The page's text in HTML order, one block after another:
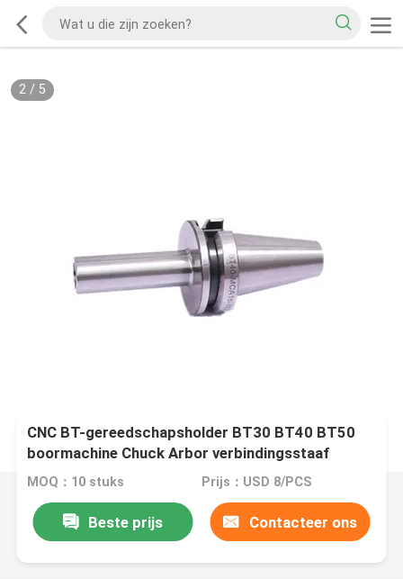
2/ 5
CNC BT-gereedschapsholder BT30 BT40 BT50
boormachine Chuck Arbor verbindingsstaaf
MOQ：10 stuks Prijs：USD 8/PCS
Beste prijs Contacteer ons